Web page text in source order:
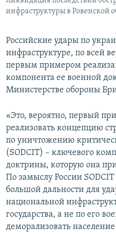
УКРАИНСКАЯ ПРОБЛЕМА КРЫМА
Все сайты RFE/RL
инфраструктуры в Ровенской
Российские удары по
инфраструктуре, по всей
первым примером
компонента ее военной
Министерстве обороны
«Это, вероятно, первый
реализовать концепцию
по уничтожению
(SODCIT) – ключевого
доктрины, которую она
По замыслу России
большой дальности для
национальной
государства, а не по его
деморализовать